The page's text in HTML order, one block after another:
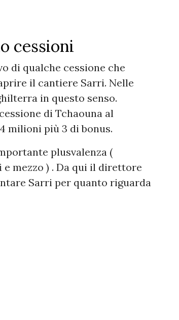
cessioni
di qualche cessione che
il cantiere Sarri. Nelle
in questo senso.
di Tchaouna al
milioni più 3 di bonus.
plusvalenza (
mezzo ) . Da qui il direttore
Sarri per quanto riguarda